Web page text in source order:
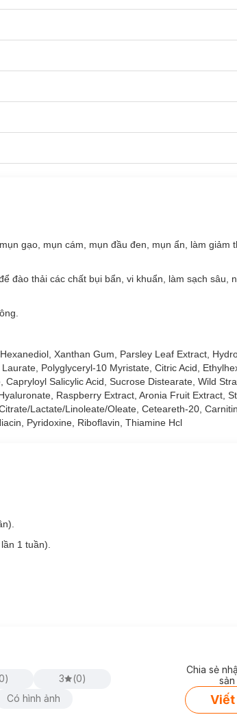
khủy tay, đầu gối,... hỗ trợ làm sáng và loại bỏ
gạo, mụn cám, mụn đầu đen, mụn ẩn, làm giảm
đào thải các chất bụi bẩn, vi khuẩn, làm sạch sâu,
Xanthan Gum, Parsley Leaf Extract,
Polyglyceryl-10 Myristate, Citric Acid,
Salicylic Acid, Sucrose Distearate, Wild
Raspberry Extract, Aronia Fruit Extract,
Lactate/Linoleate/Oleate, Ceteareth-20,
Pyridoxine, Riboflavin, Thiamine Hcl
1 tuần).
) 3 (0)
Có hình ảnh
Chia sẻ
Viết